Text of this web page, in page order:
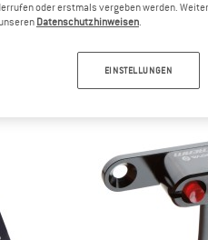
Rücklicht B54 Max
498,95
oder erstmals vergeben werden.
Datenschutzhinweisen.
EINSTELLUNGEN